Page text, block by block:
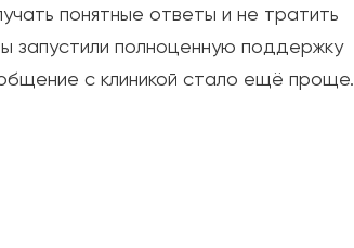
понятные ответы и не тратить
запустили полноценную поддержку
с клиникой стало ещё проще.